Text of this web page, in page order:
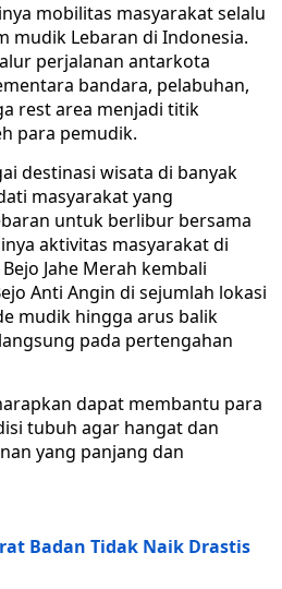
mobilitas masyarakat selalu
mudik Lebaran di Indonesia.
perjalanan antarkota
bandara, pelabuhan,
rest area menjadi titik
para pemudik.
destinasi wisata di banyak
masyarakat yang
untuk berlibur bersama
aktivitas masyarakat di
Jahe Merah kembali
Anti Angin di sejumlah lokasi
mudik hingga arus balik
pada pertengahan
dapat membantu para
tubuh agar hangat dan
yang panjang dan
Badan Tidak Naik Drastis